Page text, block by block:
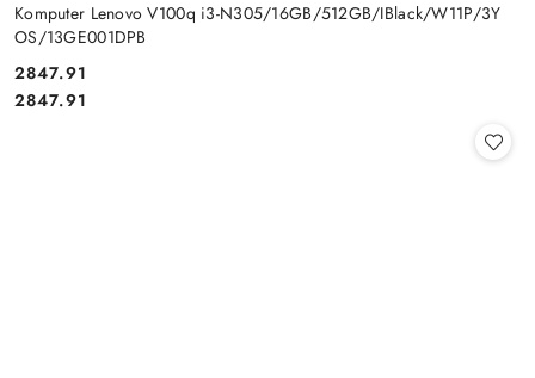
Komputer Lenovo V100q i3-N305/16GB/512GB/IBlack/W11P/3Y
OS/13GE001DPB
Cena:
2847.91
Cena:
2847.91